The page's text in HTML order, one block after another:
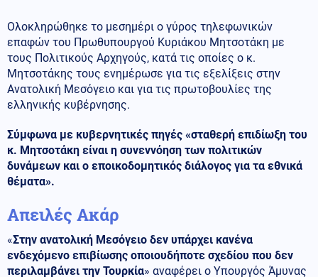
Ολοκληρώθηκε το μεσημέρι ο γύρος τηλεφωνικών
επαφών του Πρωθυπουργού Κυριάκου Μητσοτάκη με
τους Πολιτικούς Αρχηγούς, κατά τις οποίες ο κ.
Μητσοτάκης τους ενημέρωσε για τις εξελίξεις στην
Ανατολική Μεσόγειο και για τις πρωτοβουλίες της
ελληνικής κυβέρνησης.
Σύμφωνα με κυβερνητικές πηγές «σταθερή επιδίωξη του
κ. Μητσοτάκη είναι η συνεννόηση των πολιτικών
δυνάμεων και ο εποικοδομητικός διάλογος για τα εθνικά
θέματα».
Απειλές Ακάρ
«Στην ανατολική Μεσόγειο δεν υπάρχει κανένα
ενδεχόμενο επιβίωσης οποιουδήποτε σχεδίου που δεν
περιλαμβάνει την Τουρκία» αναφέρει ο Υπουργός Άμυνας